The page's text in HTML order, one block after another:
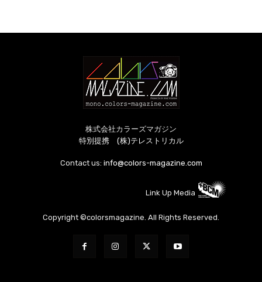
株式会社カラーズマガジン
特別提携 (株)テレストリカル
Contact us: info@colors-magazine.com
Link Up Media
Copyright ©colorsmagazine. All Rights Reserved.